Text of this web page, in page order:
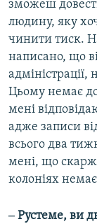
зможеш
людину, яку
чинити тиск.
написано, що
адміністрації,
Цьому немає
мені
адже записи
всього два
мені, що
колоніях
‒ Рустеме, ви